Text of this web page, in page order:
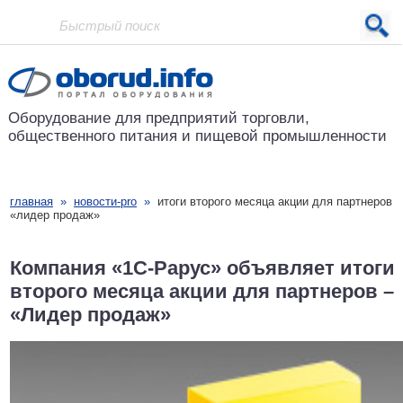
Проект основан в 2001 году
Оборудование для предприятий торговли,
общественного питания и пищевой промышленности
главная » новости-pro » итоги второго месяца акции для партнеров
«лидер продаж»
Компания «1С-Рарус» объявляет итоги
второго месяца акции для партнеров –
«Лидер продаж»